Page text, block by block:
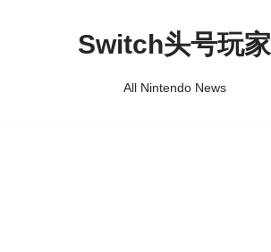
Switch头号玩家
All Nintendo News